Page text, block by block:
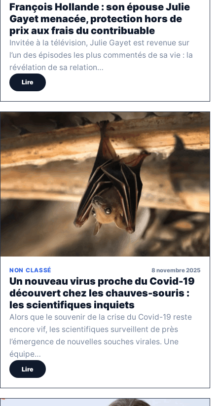
François Hollande : son épouse Julie
Gayet menacée, protection hors de
prix aux frais du contribuable
Invitée à la télévision, Julie Gayet est revenue sur
l’un des épisodes les plus commentés de sa vie : la
révélation de sa relation…
Lire
NON CLASSÉ 8 novembre 2025
Un nouveau virus proche du Covid-19
découvert chez les chauves-souris :
les scientifiques inquiets
Alors que le souvenir de la crise du Covid-19 reste
encore vif, les scientifiques surveillent de près
l’émergence de nouvelles souches virales. Une
équipe…
Lire